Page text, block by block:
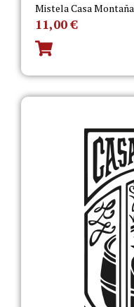
Mistela Casa Montaña
11,00€